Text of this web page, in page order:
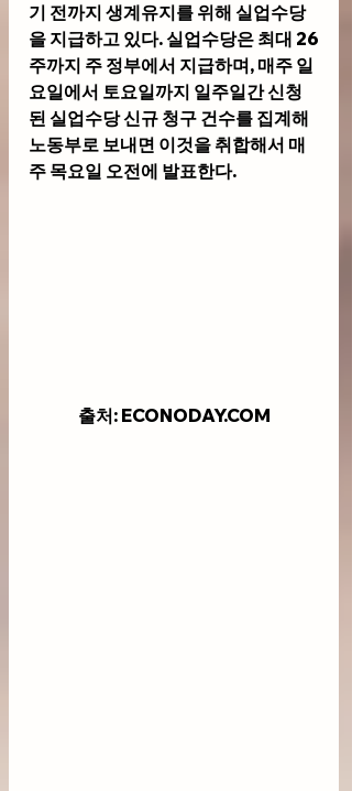
기 전까지 생계유지를 위해 실업수당
을 지급하고 있다. 실업수당은 최대 26
주까지 주 정부에서 지급하며, 매주 일
요일에서 토요일까지 일주일간 신청
된 실업수당 신규 청구 건수를 집계해
노동부로 보내면 이것을 취합해서 매
주 목요일 오전에 발표한다.
출처: ECONODAY.COM